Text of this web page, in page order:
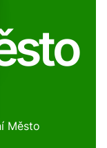
Město